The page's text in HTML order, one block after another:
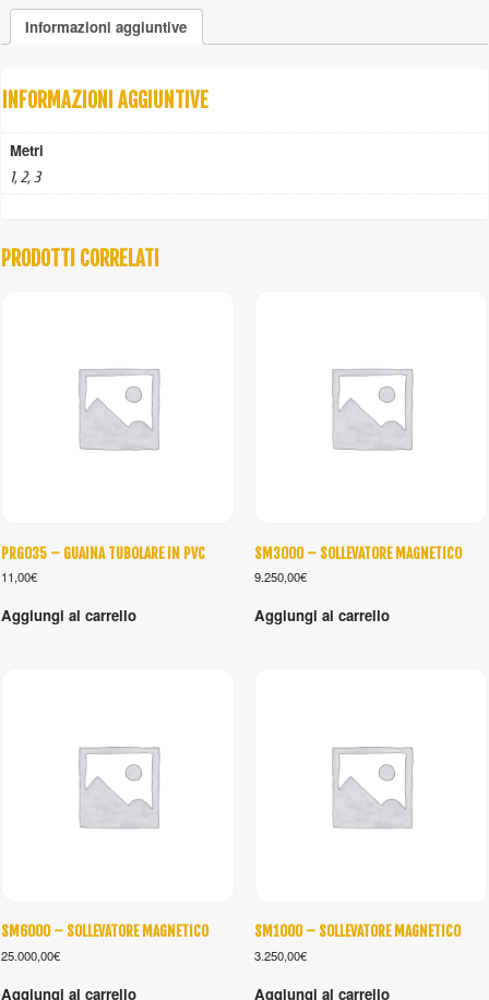
quantità
Informazioni aggiuntive
INFORMAZIONI AGGIUNTIVE
Metri
1, 2, 3
PRODOTTI CORRELATI
PRG035 – GUAINA TUBOLARE IN PVC
11,00€
Aggiungi al carrello
SM3000 – SOLLEVATORE MAGNETICO
9.250,00€
Aggiungi al carrello
SM6000 – SOLLEVATORE MAGNETICO
25.000,00€
Aggiungi al carrello
SM1000 – SOLLEVATORE MAGNETICO
3.250,00€
Aggiungi al carrello